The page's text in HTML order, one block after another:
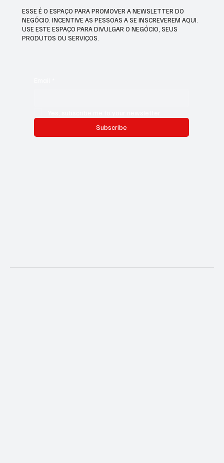
ESSE É O ESPAÇO PARA PROMOVER A NEWSLETTER DO
NEGÓCIO. INCENTIVE AS PESSOAS A SE INSCREVEREM AQUI.
USE ESTE ESPAÇO PARA DIVULGAR O NEGÓCIO, SEUS
PRODUTOS OU SERVIÇOS.
Subscribe